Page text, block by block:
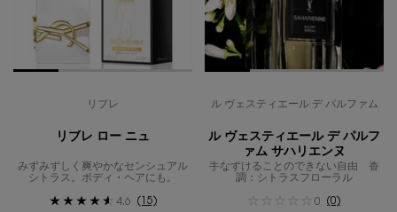
リブレ
リブレ ロー ニュ
みずみずしく爽やかなセンシュアル
シトラス。ボディ・ヘアにも。
4.6
(15)
ル ヴェスティエール デ パルファム
ル ヴェスティエール デ パルフ
ァム サハリエンヌ
手なずけることのできない自由 香
調：シトラスフローラル
0
(0)